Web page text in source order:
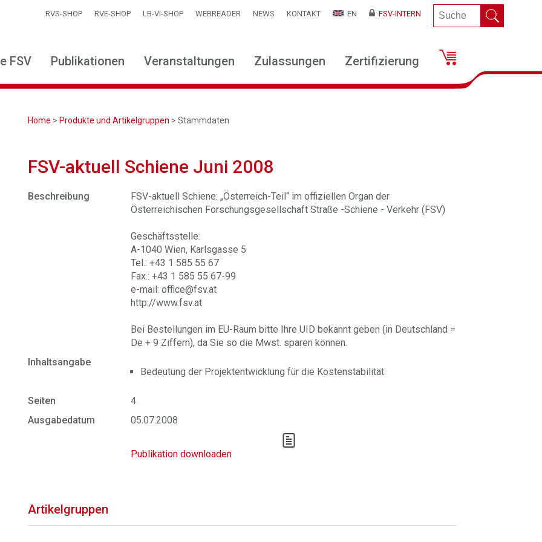
RVS-SHOP RVE-SHOP LB-VI-SHOP WEBREADER NEWS KONTAKT EN FSV-INTERN
FSV Publikationen Veranstaltungen Zulassungen Zertifizierung
Home > Produkte und Artikelgruppen > Stammdaten
FSV-aktuell Schiene Juni 2008
Beschreibung
FSV-aktuell Schiene: „Österreich-Teil“ im offiziellen Organ der
Österreichischen Forschungsgesellschaft Straße -Schiene - Verkehr (FSV)
Geschäftsstelle:
A-1040 Wien, Karlsgasse 5
Tel.: +43 1 585 55 67
Fax.: +43 1 585 55 67-99
e-mail: office@fsv.at
http://www.fsv.at
Bei Bestellungen im EU-Raum bitte Ihre UID bekannt geben (in Deutschland =
De + 9 Ziffern), da Sie so die Mwst. sparen können.
Inhaltsangabe
Bedeutung der Projektentwicklung für die Kostenstabilität
Seiten
4
Ausgabedatum
05.07.2008
Publikation downloaden
Artikelgruppen